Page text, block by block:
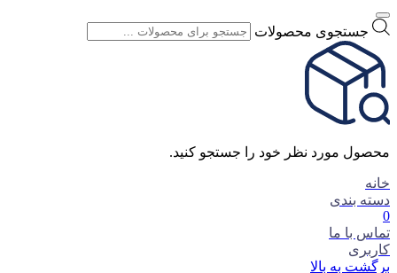
جستجوی محصولات
محصول مورد نظر خود را جستجو کنید.
خانه
دسته بندی
0
تماس با ما
کاربری
برگشت به بالا